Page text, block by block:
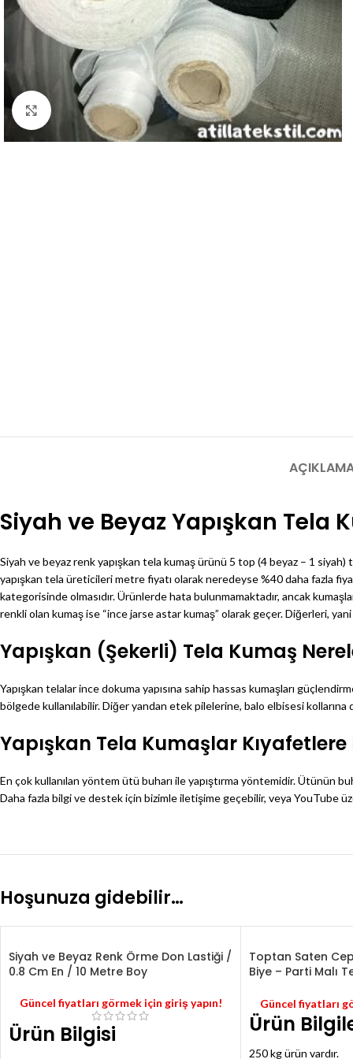
Genişlet
Siyah ve Beyaz Yapışkan Tela
Siyah ve beyaz renk yapışkan tela kumaş ürünü 5 top (4 beyaz – 1
yapışkan tela üreticileri metre fiyatı olarak neredeyse %40 daha fazla
kategorisinde olmasıdır. Ürünlerde hata bulunmamaktadır, ancak
renkli olan kumaş ise “ince jarse astar kumaş” olarak geçer. Diğerleri,
Yapışkan (Şekerli) Tela Kumaş
Yapışkan telalar ince dokuma yapısına sahip hassas kumaşları
bölgede kullanılabilir. Diğer yandan etek pilelerine, balo elbisesi kollarına
Yapışkan Tela Kumaşlar Kıyafetlere
En çok kullanılan yöntem ütü buharı ile yapıştırma yöntemidir. Ütünün
Daha fazla bilgi ve destek için bizimle iletişime geçebilir, veya YouTube
Hoşunuza gidebilir…
Siyah ve Beyaz Renk Örme Don Lastiği /
0.8 Cm En / 10 Metre Boy
Güncel fiyatları görmek için giriş yapın!
Ürün Bilgisi
Toptan Saten
Biye – Parti Malı
Güncel fiyatları
Ürün
250 kg ürün vardır.